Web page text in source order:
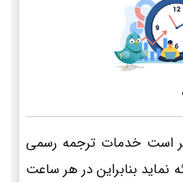
است خدمات ترجمه رسمی
ساعته ارائه نماید بنابراین در هر ساعت